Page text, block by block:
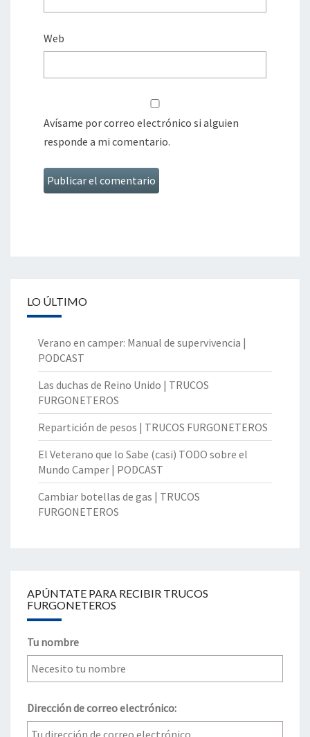
Web
Avísame por correo electrónico si alguien
responde a mi comentario.
LO ÚLTIMO
Verano en camper: Manual de supervivencia |
PODCAST
Las duchas de Reino Unido | TRUCOS
FURGONETEROS
Repartición de pesos | TRUCOS FURGONETEROS
El Veterano que lo Sabe (casi) TODO sobre el
Mundo Camper | PODCAST
Cambiar botellas de gas | TRUCOS
FURGONETEROS
APÚNTATE PARA RECIBIR TRUCOS
FURGONETEROS
Tu nombre
Dirección de correo electrónico: